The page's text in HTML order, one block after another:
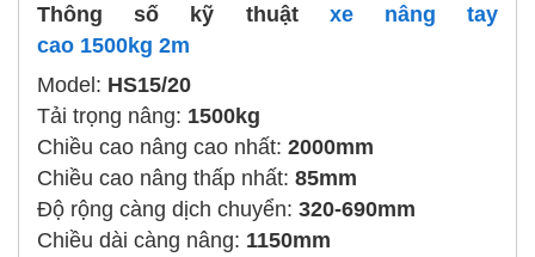
Thông số kỹ thuật xe nâng tay
cao 1500kg 2m
Model: HS15/20
Tải trọng nâng: 1500kg
Chiều cao nâng cao nhất: 2000mm
Chiều cao nâng thấp nhất: 85mm
Độ rộng càng dịch chuyển: 320-690mm
Chiều dài càng nâng: 1150mm